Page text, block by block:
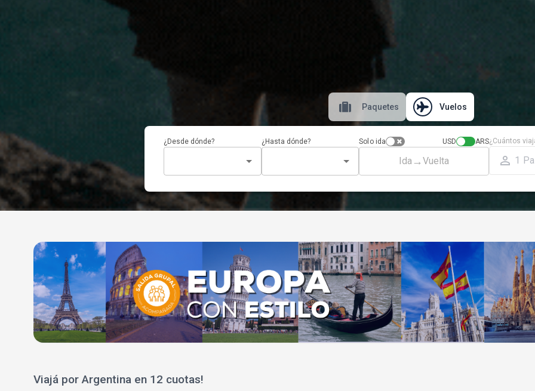
Paquetes Vuelos
¿Desde dónde? ¿Hasta dónde? Solo ida USD ARS
Ida→Vuelta
¿Cuántos
1
Viajá por Argentina en 12 cuotas!